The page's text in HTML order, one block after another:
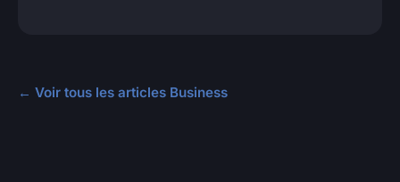
← Voir tous les articles Business